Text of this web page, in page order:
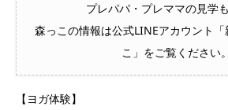
プレパパ・プレママの見学
森っこの情報は公式LINEアカウント「
こ」をご覧ください。
【ヨガ体験】